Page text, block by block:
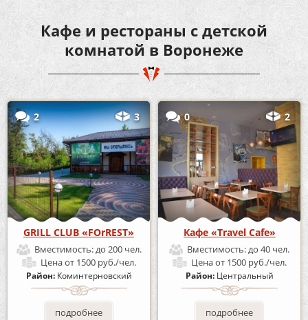
Кафе и рестораны с детской
комнатой в Воронеже
2 3
GRILL CLUB «FOrREST»
Вместимость:до 200 чел.
Ценаот 1500 руб./чел.
Район: Коминтерновский
подробнее
0 2
Кафе «Travel Cafe»
Вместимость:до 40 чел.
Ценаот 1500 руб./чел.
Район: Центральный
подробнее